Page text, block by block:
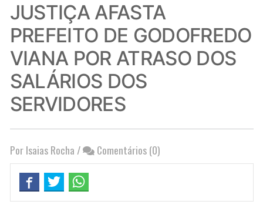
JUSTIÇA AFASTA
PREFEITO DE GODOFREDO
VIANA POR ATRASO DOS
SALÁRIOS DOS
SERVIDORES
Por Isaias Rocha / Comentários (0)